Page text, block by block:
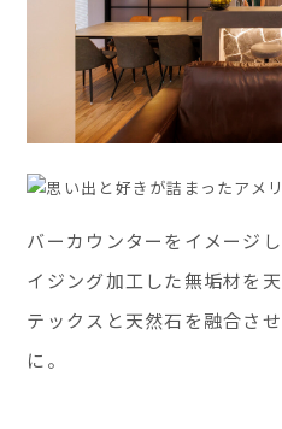
バーカウンターをイメージ
イジング加工した無垢材を
テックスと天然石を融合さ
に。